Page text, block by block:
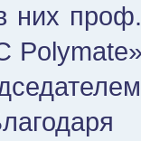
них